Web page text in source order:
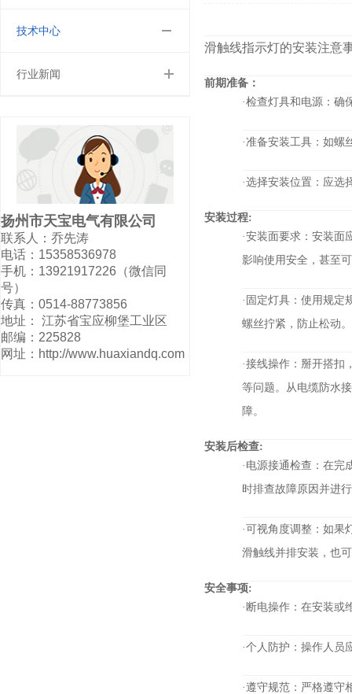
技术中心
行业新闻
扬州市天宝电气有限公司
联系人：乔先涛
电话：15358536978
手机：13921917226（微信同
号）
传真：0514-88773856
地址： 江苏省宝应柳堡工业区
邮编：225828
网址：http://www.huaxiandq.com
滑触线指示灯的安装注意
前期准备：
·检查灯具和电源：确
·准备安装工具：如螺
·选择安装位置：应选
安装过程:
·安装面要求：安装面
影响使用安全，甚至
·固定灯具：使用规定
螺丝拧紧，防止松动。
·接线操作：掰开搭扣
等问题。从电缆防水
障。
安装后检查:
·电源接通检查：在完
时排查故障原因并进
·可视角度调整：如果
滑触线并排安装，也
安全事项:
·断电操作：在安装或
·个人防护：操作人员
·遵守规范：严格遵守